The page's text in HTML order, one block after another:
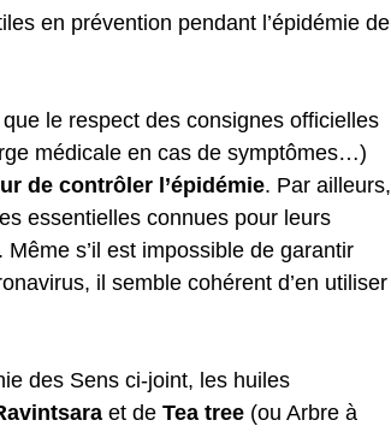
en prévention pendant l’épidémie de
le respect des consignes officielles
médicale en cas de symptômes…)
de contrôler l’épidémie. Par ailleurs,
essentielles connues pour leurs
s’il est impossible de garantir
il semble cohérent d’en utiliser
des Sens ci-joint, les huiles
et de Tea tree (ou Arbre à